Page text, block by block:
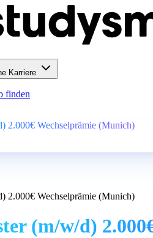
Karriere
finden
2.000€ Wechselprämie (Munich)
2.000€ Wechselprämie (Munich)
(m/w/d)